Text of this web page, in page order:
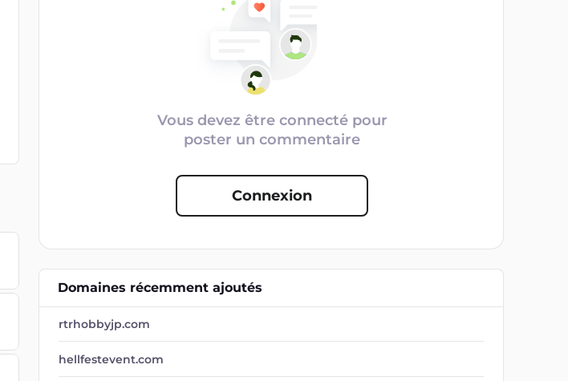
Vous devez être connecté pour
poster un commentaire
Connexion
Domaines récemment ajoutés
rtrhobbyjp.com
hellfestevent.com